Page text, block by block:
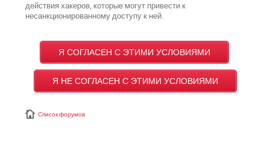
действия хакеров, которые могут привести к
несанкционированному доступу к ней.
Список форумов